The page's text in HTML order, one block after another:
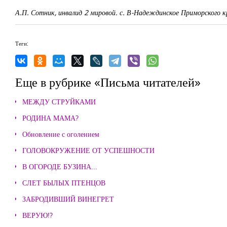
А.П. Сотник, инвалид 2 мировой. с. В-Надеждинское Приморского
Теги:
Еще в рубрике «Письма читателей»
МЕЖДУ СТРУЙКАМИ
РОДИНА МАМА?
Обновление с оголением
ГОЛОВОКРУЖЕНИЕ ОТ УСПЕШНОСТИ
В ОГОРОДЕ БУЗИНА...
СЛЕТ БЫЛЫХ ПТЕНЦОВ
ЗАБРОДИВШИЙ ВИНЕГРЕТ
ВЕРУЮ!?